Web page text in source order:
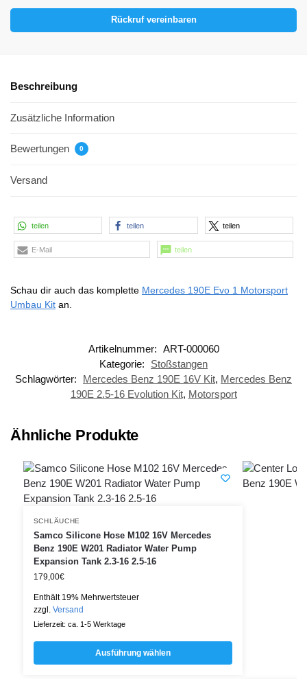
Rückruf vereinbaren
Beschreibung
Zusätzliche Information
Bewertungen 0
Versand
teilen teilen teilen
E-Mail teilen
Schau dir auch das komplette Mercedes 190E Evo 1 Motorsport
Umbau Kit an.
Artikelnummer: ART-000060
Kategorie:
Stoßstangen
Schlagwörter:
Mercedes Benz 190E 16V Kit, Mercedes Benz
190E 2.5-16 Evolution Kit, Motorsport
Ähnliche Produkte
SCHLÄUCHE
Samco Silicone Hose M102 16V Mercedes
Benz 190E W201 Radiator Water Pump
Expansion Tank 2.3-16 2.5-16
179,00€
Enthält 19% Mehrwertsteuer
zzgl. Versand
Lieferzeit: ca. 1-5 Werktage
Ausführung wählen